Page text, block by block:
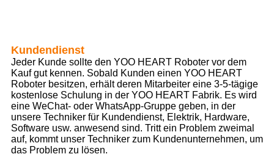
Kundendienst
Jeder Kunde sollte den YOO HEART Roboter vor dem
Kauf gut kennen. Sobald Kunden einen YOO HEART
Roboter besitzen, erhält deren Mitarbeiter eine 3-5-tägige
kostenlose Schulung in der YOO HEART Fabrik. Es wird
eine WeChat- oder WhatsApp-Gruppe geben, in der
unsere Techniker für Kundendienst, Elektrik, Hardware,
Software usw. anwesend sind. Tritt ein Problem zweimal
auf, kommt unser Techniker zum Kundenunternehmen, um
das Problem zu lösen.